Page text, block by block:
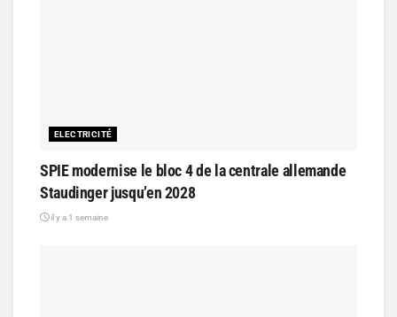
ELECTRICITÉ
SPIE modernise le bloc 4 de la centrale allemande
Staudinger jusqu’en 2028
il y a 1 semaine